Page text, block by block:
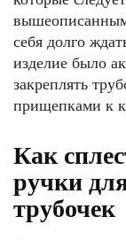
вышеописанным
себя долго
изделие было
закреплять
прищепками к
Как
ручки
трубочек